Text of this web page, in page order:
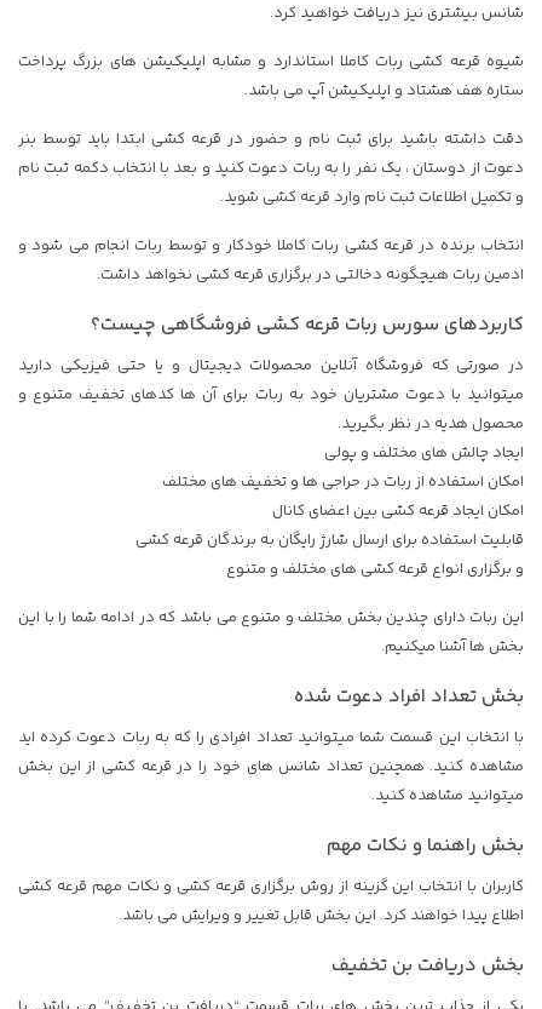
شانس بیشتری نیز دریافت خواهید کرد.
شیوه قرعه کشی ربات کاملا استاندارد و مشابه اپلیکیشن های بزرگ پرداخت
ستاره هف هشتاد و اپلیکیشن آپ می باشد.
دقت داشته باشید برای ثبت نام و حضور در قرعه کشی ابتدا باید توسط بنر
دعوت از دوستان ، یک نفر را به ربات دعوت کنید و بعد با انتخاب دکمه ثبت نام
و تکمیل اطلاعات ثبت نام وارد قرعه کشی شوید.
انتخاب برنده در قرعه کشی ربات کاملا خودکار و توسط ربات انجام می شود و
ادمین ربات هیچگونه دخالتی در برگزاری قرعه کشی نخواهد داشت.
کاربردهای سورس ربات قرعه کشی فروشگاهی چیست؟
در صورتی که فروشگاه آنلاین محصولات دیجیتال و یا حتی فیزیکی دارید
میتوانید با دعوت مشتریان خود به ربات برای آن ها کدهای تخفیف متنوع و
محصول هدیه در نظر بگیرید.
ایجاد چالش های مختلف و پولی
امکان استفاده از ربات در حراجی ها و تخفیف های مختلف
امکان ایجاد قرعه کشی بین اعضای کانال
قابلیت استفاده برای ارسال شارژ رایگان به برندگان قرعه کشی
و برگزاری انواع قرعه کشی های مختلف و متنوع
این ربات دارای چندین بخش مختلف و متنوع می باشد که در ادامه شما را با این
بخش ها آشنا میکنیم.
بخش تعداد افراد دعوت شده
با انتخاب این قسمت شما میتوانید تعداد افرادی را که به ربات دعوت کرده اید
مشاهده کنید. همچنین تعداد شانس های خود را در قرعه کشی از این بخش
میتوانید مشاهده کنید.
بخش راهنما و نکات مهم
کاربران با انتخاب این گزینه از روش برگزاری قرعه کشی و نکات مهم قرعه کشی
اطلاع پیدا خواهند کرد. این بخش قابل تغییر و ویرایش می باشد.
بخش دریافت بن تخفیف